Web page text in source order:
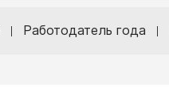
Работодатель года